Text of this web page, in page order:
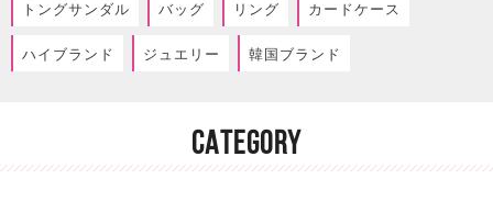
トングサンダル バッグ リング カードケース
ハイブランド ジュエリー 韓国ブランド
CATEGORY